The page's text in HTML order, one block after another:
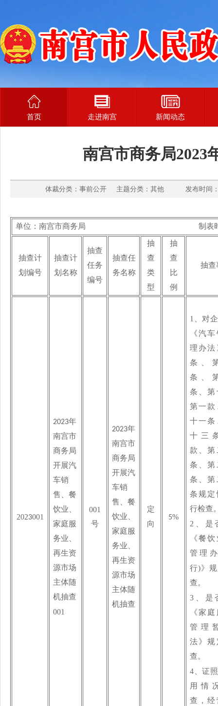
首页 走进南宫 新闻动态
南宫市商务局2023
体裁分类：事前公开 主题分类：其他 发布时间
单位： 南宫市商务局 制表
抽查计
划编号
抽查计
划名称
抽查
任务
编号
抽查任
务名称
抽
查
类
型
抽
查
比
例
抽查
2023001
2023年
南宫市
商务局
开展汽
车销
售、餐
饮业、
家庭服
务业、
再生资
源市场
主体随
机抽查
001
001
号
2023年
南宫市
商务局
开展汽
车销
售、餐
饮业、
家庭服
务业、
再生资
源市场
主体随
机抽查
定
向
5%
1、 对
《汽
理办法
条、
条、
条、第
第一款
十一条
十三
款、第
条、第
条、第
条规定
行检查
2、 是
《餐
管理
行)》
查。
3、 是
《家
管理
法》规
查。
4、 证
用情
查
，